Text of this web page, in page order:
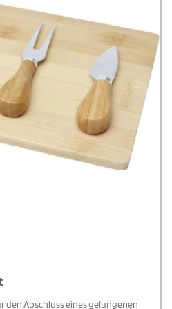
den Abschluss eines gelungenen